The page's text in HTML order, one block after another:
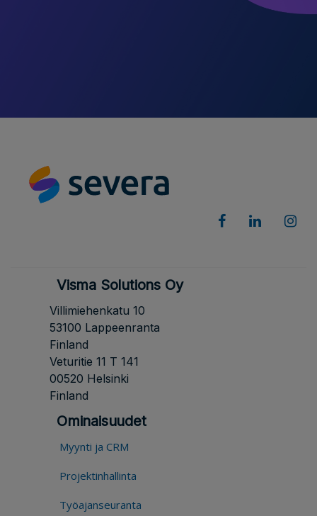
Visma Solutions Oy
Villimiehenkatu 10
53100 Lappeenranta
Finland
Veturitie 11 T 141
00520 Helsinki
Finland
Ominaisuudet
Myynti ja CRM
Projektinhallinta
Työajanseuranta